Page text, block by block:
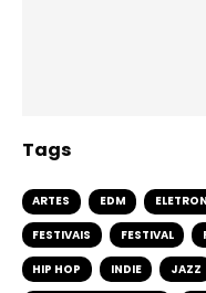
Tags
ARTES EDM
FESTIVAIS FESTIVAL
HIP HOP INDIE JAZZ